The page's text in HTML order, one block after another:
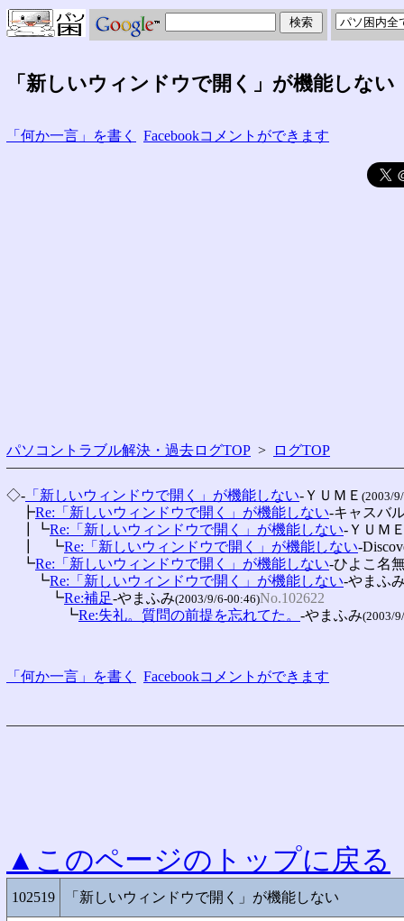
「新しいウィンドウで開く」が機能しない
「何か一言」を書く Facebookコメントができます
パソコントラブル解決・過去ログTOP > ログTOP
◇- 「新しいウィンドウで開く」が機能しない-ＹＵＭＥ (2003/
┣Re:「新しいウィンドウで開く」が機能しない-キャスバ
┃┗Re:「新しいウィンドウで開く」が機能しない-ＹＵＭ
┃　┗Re:「新しいウィンドウで開く」が機能しない-
┗Re:「新しいウィンドウで開く」が機能しない-ひよこ名
┗Re:「新しいウィンドウで開く」が機能しない-やまふ
┗Re:補足-やまふみ(2003/9/6-00:46)No.102622
┗Re:失礼。質問の前提を忘れてた。 -やまふみ(2003/
「何か一言」を書く Facebookコメントができます
▲このページのトップに戻る
102519 「新しいウィンドウで開く」が機能しない